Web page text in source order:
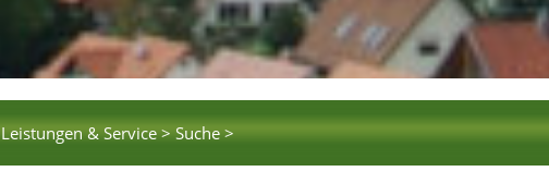
Leistungen & Service > Suche >